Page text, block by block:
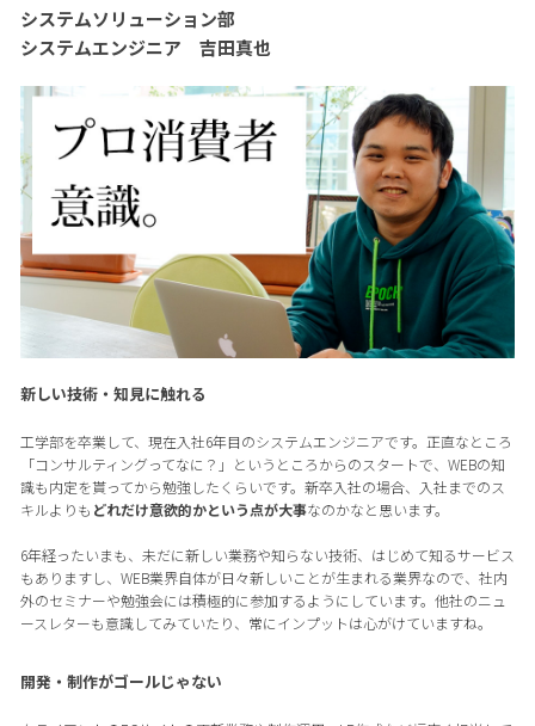
システムソリューション部
システムエンジニア 吉田真也
新しい技術・知見に触れる
工学部を卒業して、現在入社6年目のシステムエンジニアです。正直なところ
「コンサルティングってなに？」というところからのスタートで、WEBの知
識も内定を貰ってから勉強したくらいです。新卒入社の場合、入社までのス
キルよりも どれだけ意欲的かという点が大事なのかなと思います。
6年経ったいまも、未だに新しい業務や知らない技術、はじめて知るサービス
もありますし、WEB業界自体が日々新しいことが生まれる業界なので、社内
外のセミナーや勉強会には積極的に参加するようにしています。他社のニュ
ースレターも意識してみていたり、常にインプットは心がけていますね。
開発・制作がゴールじゃない